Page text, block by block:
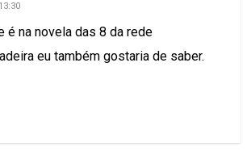
é na novela das 8 da rede
eu também gostaria de saber.